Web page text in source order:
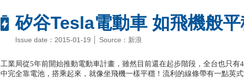
矽谷Tesla電動車 如飛機般
Issue date：2015-01-19 │ Source：新浪
工業局從5年前開始推動電動車計畫，雖然目前還在起步階段，全台也只有
中完全靠電池，搭乘起來，就像坐飛機一樣平穩！流利的線條帶有一點英